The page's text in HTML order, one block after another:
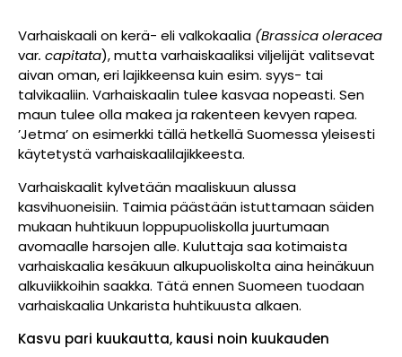
Varhaiskaali on kerä- eli valkokaalia (Brassica oleracea
var. capitata), mutta varhaiskaaliksi viljelijät valitsevat
aivan oman, eri lajikkeensa kuin esim. syys- tai
talvikaaliin. Varhaiskaalin tulee kasvaa nopeasti. Sen
maun tulee olla makea ja rakenteen kevyen rapea.
’Jetma’ on esimerkki tällä hetkellä Suomessa yleisesti
käytetystä varhaiskaalilajikkeesta.
Varhaiskaalit kylvetään maaliskuun alussa
kasvihuoneisiin. Taimia päästään istuttamaan säiden
mukaan huhtikuun loppupuoliskolla juurtumaan
avomaalle harsojen alle. Kuluttaja saa kotimaista
varhaiskaalia kesäkuun alkupuoliskolta aina heinäkuun
alkuviikkoihin saakka. Tätä ennen Suomeen tuodaan
varhaiskaalia Unkarista huhtikuusta alkaen.
Kasvu pari kuukautta, kausi noin kuukauden